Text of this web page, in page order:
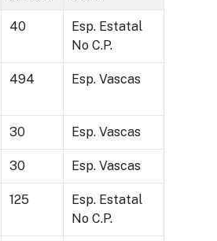
40
Esp. Estatal
No C.P.
494 Esp. Vascas
30 Esp. Vascas
30 Esp. Vascas
125
Esp. Estatal
No C.P.